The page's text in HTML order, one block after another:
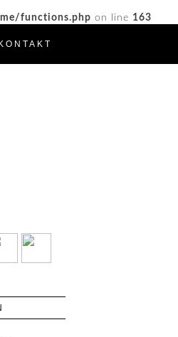
functions.php on line 163
KONTAKT